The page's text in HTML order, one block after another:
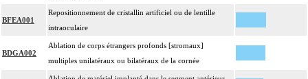
BFEA001
Repositionnement de cristallin artificiel ou de lentille
intraoculaire
BDGA002
Ablation de corps étrangers profonds [stromaux]
multiples unilatéraux ou bilatéraux de la cornée